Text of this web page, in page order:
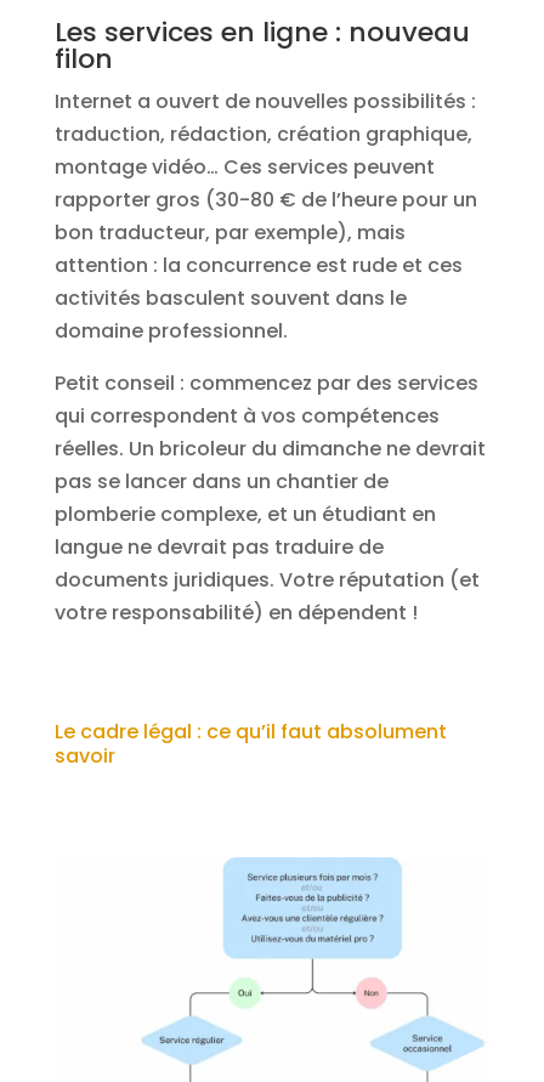
Les services en ligne : nouveau
filon
Internet a ouvert de nouvelles possibilités :
traduction, rédaction, création graphique,
montage vidéo… Ces services peuvent
rapporter gros (30-80 € de l’heure pour un
bon traducteur, par exemple), mais
attention : la concurrence est rude et ces
activités basculent souvent dans le
domaine professionnel.
Petit conseil : commencez par des services
qui correspondent à vos compétences
réelles. Un bricoleur du dimanche ne devrait
pas se lancer dans un chantier de
plomberie complexe, et un étudiant en
langue ne devrait pas traduire de
documents juridiques. Votre réputation (et
votre responsabilité) en dépendent !
Le cadre légal : ce qu’il faut absolument
savoir